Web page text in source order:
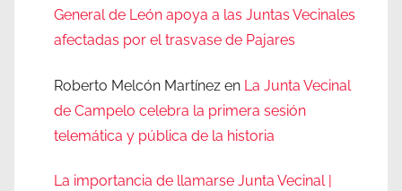
General de León apoya a las Juntas Vecinales
afectadas por el trasvase de Pajares
Roberto Melcón Martínez en La Junta Vecinal
de Campelo celebra la primera sesión
telemática y pública de la historia
La importancia de llamarse Junta Vecinal |